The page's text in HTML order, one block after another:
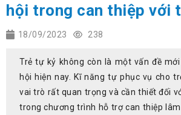
hội trong can thiệp với
18/09/2023 238
Trẻ tự kỷ không còn là một vấn đề
hội hiện nay. Kĩ năng tự phục vụ cho
vai trò rất quan trọng và cần thiết đối
trong chương trình hỗ trợ can thiệp lâm